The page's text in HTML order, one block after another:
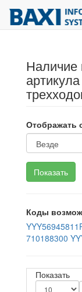
Наличие
Отображать
Коды
710188300
Показать